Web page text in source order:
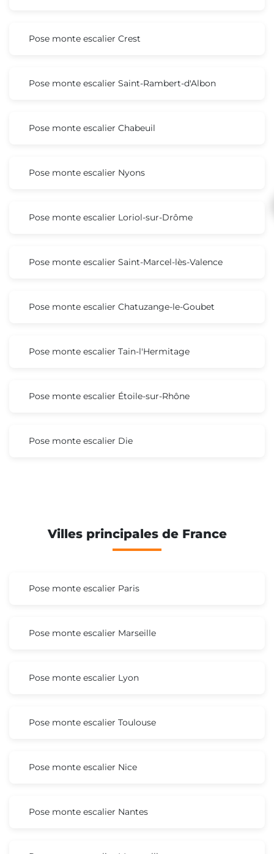
Pose monte escalier Crest
Pose monte escalier Saint-Rambert-d'Albon
Pose monte escalier Chabeuil
Pose monte escalier Nyons
Pose monte escalier Loriol-sur-Drôme
Pose monte escalier Saint-Marcel-lès-Valence
Pose monte escalier Chatuzange-le-Goubet
Pose monte escalier Tain-l'Hermitage
Pose monte escalier Étoile-sur-Rhône
Pose monte escalier Die
Villes principales de France
Pose monte escalier Paris
Pose monte escalier Marseille
Pose monte escalier Lyon
Pose monte escalier Toulouse
Pose monte escalier Nice
Pose monte escalier Nantes